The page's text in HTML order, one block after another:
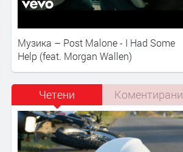
Музика – Post Malone - I Had Some
Help (feat. Morgan Wallen)
Четени Коментирани